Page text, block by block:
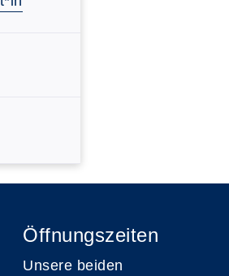
Öffnungszeiten
Unsere beiden